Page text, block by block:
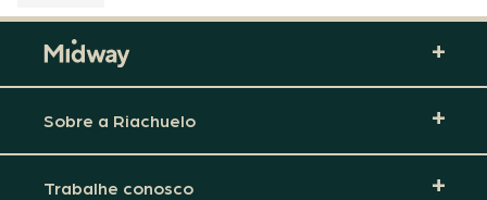
Sobre a Riachuelo
Trabalhe conosco